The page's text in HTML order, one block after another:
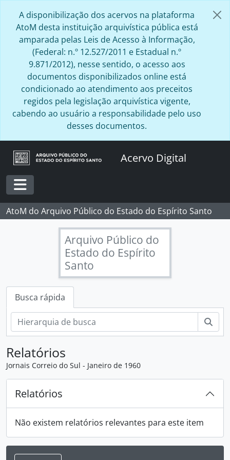
A disponibilização dos acervos na plataforma
AtoM desta instituição arquivística pública está
amparada pelas Leis de Acesso à Informação,
(Federal: n.º 12.527/2011 e Estadual n.º
9.871/2012), nesse sentido, o acesso aos
documentos disponibilizados online está
condicionado ao atendimento aos preceitos
regidos pela legislação arquivística vigente,
cabendo ao usuário a responsabilidade pelo uso
desses documentos.
Acervo Digital
Toggle navigation
AtoM do Arquivo Público do Estado do Espírito Santo
Arquivo Público do
Estado do Espírito
Santo
Busca rápida
Relatórios
Jornais Correio do Sul - Janeiro de 1960
Relatórios
Não existem relatórios relevantes para este item